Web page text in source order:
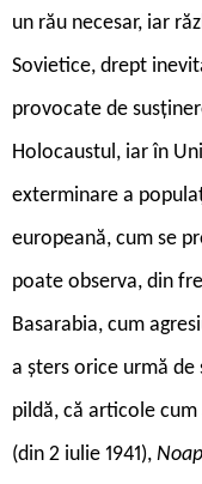
un rău necesar, iar
Sovietice, drept
provocate de
Holocaustul, iar în
exterminare a
europeană, cum se
poate observa, din
Basarabia, cum
a șters orice urmă
pildă, că articole cum
(din 2 iulie 1941),